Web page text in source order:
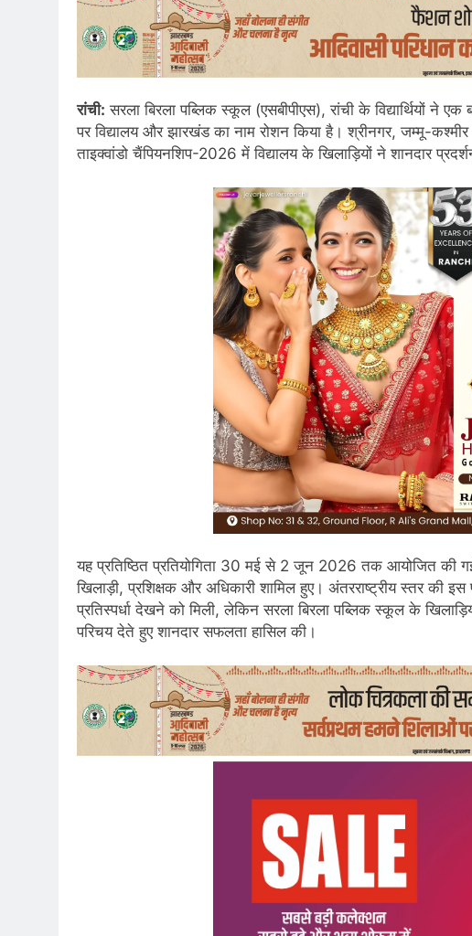
रांची: सरला बिरला पब्लिक स्कूल (एसबीपीएस), रांची के विद्यार्थियों ने
पर विद्यालय और झारखंड का नाम रोशन किया है। श्रीनगर, जम्मू-
ताइक्वांडो चैंपियनशिप-2026 में विद्यालय के खिलाड़ियों ने शानदार
यह प्रतिष्ठित प्रतियोगिता 30 मई से 2 जून 2026 तक आयोजित
खिलाड़ी, प्रशिक्षक और अधिकारी शामिल हुए। अंतरराष्ट्रीय स्तर की इस
प्रतिस्पर्धा देखने को मिली, लेकिन सरला बिरला पब्लिक स्कूल के
परिचय देते हुए शानदार सफलता हासिल की।